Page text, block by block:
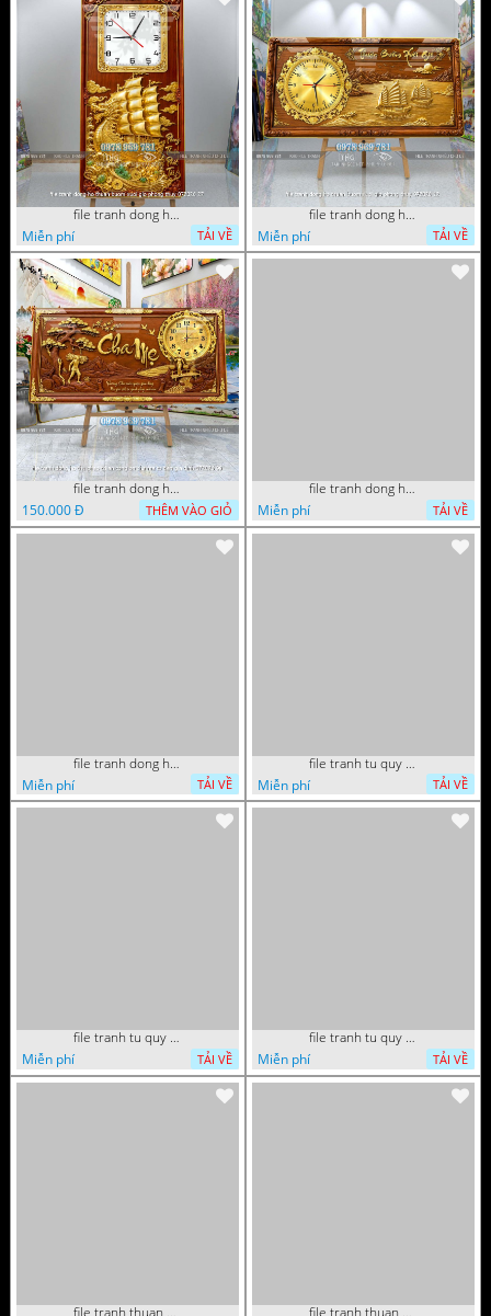
file tranh dong ho thuan buom xuoi gio phong thuy 072026 27
Miễn phí
TẢI VỀ
file tranh dong ho thuan buom xuoi gio phong thuy 072026 12
Miễn phí
TẢI VỀ
file tranh dong ho thu phap tri an cong on cha me to tien gia dinh 072026 09
150.000 Đ
THÊM VÀO GIỎ
file tranh dong ho tai loc tet cay kim tien phuc loc tho than tai di lac 072026 93
Miễn phí
TẢI VỀ
file tranh dong ho tai loc tet cay kim tien phuc loc tho than tai di lac 072026 70
Miễn phí
TẢI VỀ
file tranh tu quy tung hac dai bang ho rong phuong 082026 37
Miễn phí
TẢI VỀ
file tranh tu quy tung hac dai bang ho rong phuong 082026 21
Miễn phí
TẢI VỀ
file tranh tu quy tung hac dai bang ho rong phuong 082026 15
Miễn phí
TẢI VỀ